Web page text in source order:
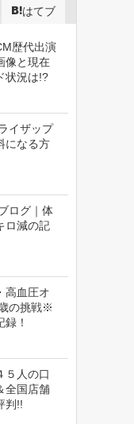
はてブ
歴代出演
像と現在
状況は!?
イザップ
になる方
ログ｜体
ロ減の記
高血圧オ
の挑戦※
！
５人の口
全国店舗
判!!